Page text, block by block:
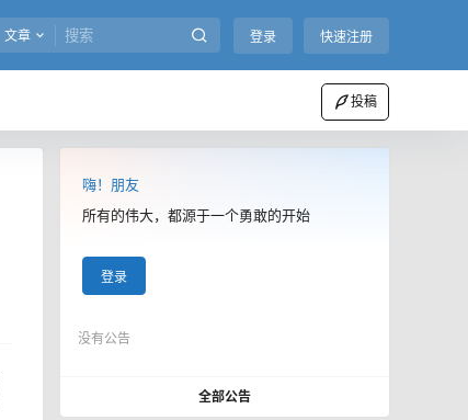
文章 登录 快速注册
投稿
嗨！朋友
所有的伟大，都源于一个勇敢的开始
登录
没有公告
全部公告